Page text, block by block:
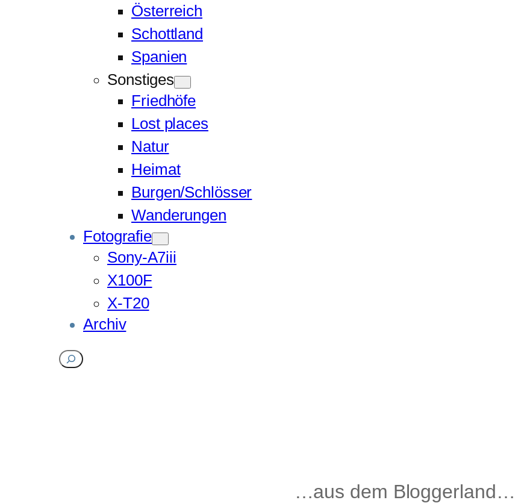
Österreich
Schottland
Spanien
Sonstiges
Friedhöfe
Lost places
Natur
Heimat
Burgen/Schlösser
Wanderungen
Fotografie
Sony-A7iii
X100F
X-T20
Archiv
Suchen
…aus dem Bloggerland…